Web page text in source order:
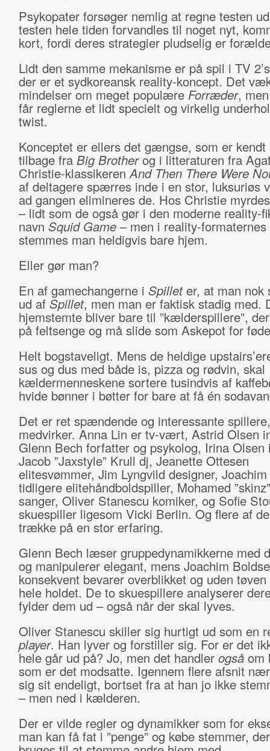
Psykopater forsøger nemlig at regne testen
testen hele tiden forvandles til noget nyt,
kort, fordi deres strategier pludselig er
Lidt den samme mekanisme er på spil i TV
der er et sydkoreansk reality-koncept. Det
mindelser om meget populære Forræder,
får reglerne et lidt specielt og virkelig
twist.
Konceptet er ellers det gængse, som er kendt
tilbage fra Big Brotherog i litteraturen fra
Christie-klassikerenAnd Then There Were
af deltagere spærres inde i en stor, luksuriøs
ad gangen elimineres de. Hos Christie
– lidt som de også gør i den moderne reality-
navn Squid Game – men i reality-formaternes
stemmes man heldigvis bare hjem.
Eller gør man?
En af gamechangerne i Spilleter, at man nok
ud af Spillet, men man er faktisk stadig med.
hjemstemte bliver bare til ”kælderspillere”,
på feltsenge og må slide som Askepot for
Helt bogstaveligt. Mens de heldige
sus og dus med både is, pizza og rødvin, skal
kældermenneskene sortere tusindvis af
hvide bønner i bøtter for bare at få én
Det er ret spændende og interessante
medvirker. Anna Lin er tv-vært, Astrid Olsen
Glenn Bech forfatter og psykolog, Irina Olsen
Jacob ”Jaxstyle” Krull dj, Jeanette Ottesen
elitesvømmer, Jim Lyngvild designer,
tidligere elitehåndboldspiller, Mohamed
sanger, Oliver Stanescu komiker, og Sofie
skuespiller ligesom Vicki Berlin. Og flere af
trække på en stor erfaring.
Glenn Bech læser gruppedynamikkerne med
og manipulerer elegant, mens Joachim
konsekvent bevarer overblikket og uden
hele holdet. De to skuespillere analyserer
fylder dem ud – også når der skal lyves.
Oliver Stanescu skiller sig hurtigt ud som en
player. Han lyver og forstiller sig. For er det
hele går ud på? Jo, men det handler også om
som er det modsatte. Igennem flere afsnit
sig sit endeligt, bortset fra at han jo ikke
– men ned i kælderen.
Der er vilde regler og dynamikker som for
man kan få fat i ”penge” og købe stemmer,